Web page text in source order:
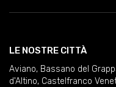
LE NOSTRE CITTÀ
Aviano, Bassano del
d'Altino, Castelfranco